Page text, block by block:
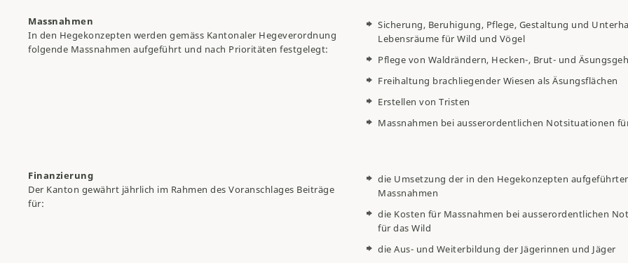
Massnahmen
In den Hegekonzepten werden gemäss Kantonaler Hegeverordnung
folgende Massnahmen aufgeführt und nach Prioritäten festgelegt:
Sicherung, Beruhigung, Pflege, Gestaltung und
Lebensräume für Wild und Vögel
Pflege von Waldrändern, Hecken-, Brut- und
Freihaltung brachliegender Wiesen als Äsungsflächen
Erstellen von Tristen
Massnahmen bei ausserordentlichen Notsituationen
Finanzierung
Der Kanton gewährt jährlich im Rahmen des Voranschlages Beiträge
für:
die Umsetzung der in den Hegekonzepten
Massnahmen
die Kosten für Massnahmen bei ausserordentlichen
für das Wild
die Aus- und Weiterbildung der Jägerinnen und Jäger